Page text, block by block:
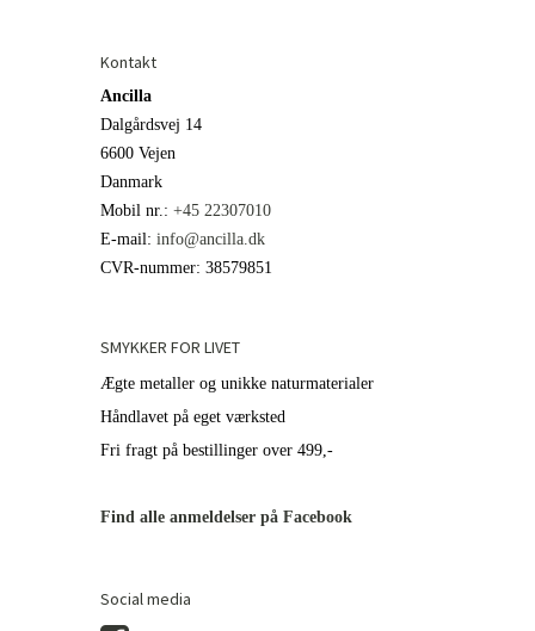
Kontakt
Ancilla
Dalgårdsvej 14
6600 Vejen
Danmark
Mobil nr. : +45 22307010
E-mail : info@ancilla.dk
CVR-nummer: 38579851
SMYKKER FOR LIVET
Ægte metaller og unikke naturmaterialer
Håndlavet på eget værksted
Fri fragt på bestillinger over 499,-
Find alle anmeldelser på Facebook
Social media